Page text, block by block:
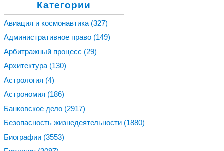
Категории
Авиация и космонавтика (327)
Административное право (149)
Арбитражный процесс (29)
Архитектура (130)
Астрология (4)
Астрономия (186)
Банковское дело (2917)
Безопасность жизнедеятельности (1880)
Биографии (3553)